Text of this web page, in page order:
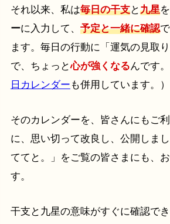
それ以来、私は毎日の干支と九星を
ーに入力して、 予定と一緒に確認
ます。毎日の行動に「運気の見取
で、ちょっと心が強くなるんです
日カレンダー も併用しています。）
そのカレンダーを、皆さんにもご
に、思い切って改良し、公開しま
ててと。」をご覧の皆さまにも、
す。
干支と九星の意味がすぐに確認で